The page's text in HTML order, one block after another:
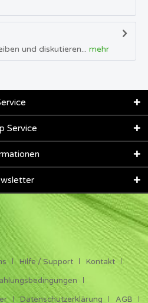
und diskutieren... mehr
Service
Hilfe / Support
Kontakt
Datenschutzerklärung AGB